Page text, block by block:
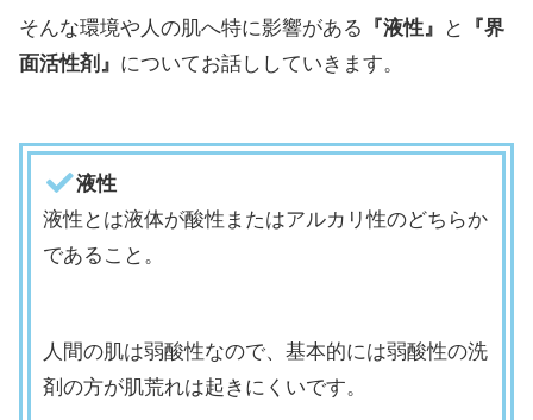
そんな環境や人の肌へ特に影響がある 『液性』 と
『界
面活性剤』 についてお話ししていきます。
液性
液性とは液体が酸性またはアルカリ性のどちらか
であること。
人間の肌は弱酸性なので、基本的には弱酸性の洗
剤の方が肌荒れは起きにくいです。